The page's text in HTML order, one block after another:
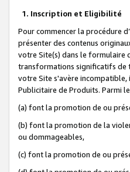
1. Inscription et Eligibilité
Pour commencer la procédure
présenter des contenus
votre Site(s) dans le formulaire
transformations significatifs de
votre Site s'avère incompatible,
Publicitaire de Produits. Parmi
(a) font la promotion de ou
(b) font la promotion de la
ou dommageables,
(c) font la promotion de ou